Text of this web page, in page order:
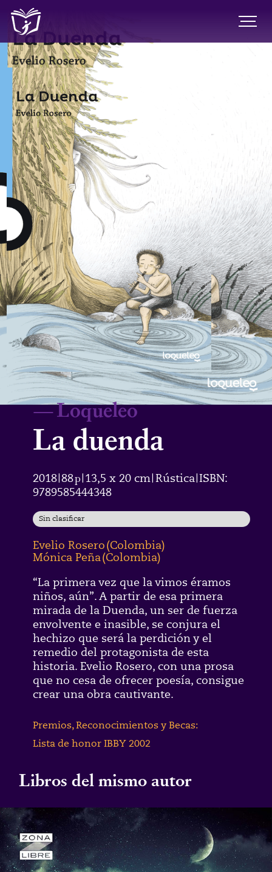
—Loqueleo
La duenda
2018 88p 13,5 x 20 cm Rústica ISBN:
9789585444348
Sin clasificar
Evelio Rosero(Colombia)
Mónica Peña(Colombia)
“La primera vez que la vimos éramos
niños, aún”. A partir de esa primera
mirada de la Duenda, un ser de fuerza
envolvente e inasible, se conjura el
hechizo que será la perdición y el
remedio del protagonista de esta
historia. Evelio Rosero, con una prosa
que no cesa de ofrecer poesía, consigue
crear una obra cautivante.
Premios, Reconocimientos y Becas:
Lista de honor IBBY 2002
Libros del mismo autor